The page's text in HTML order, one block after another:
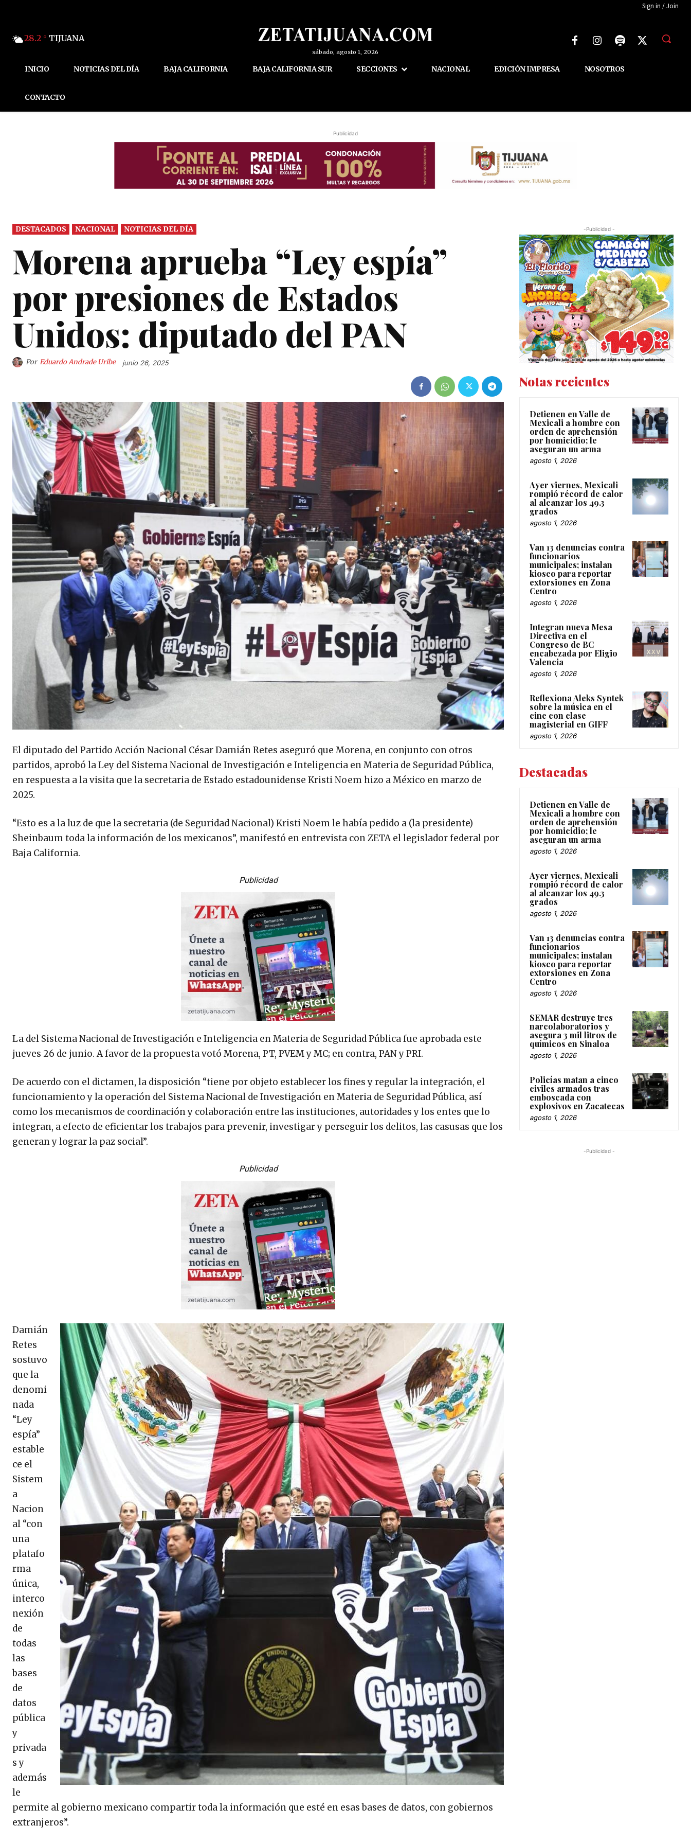
Sign in / Join
28.2 C TIJUANA
sábado, agosto 1, 2026
INICIO NOTICIAS DEL DÍA BAJA CALIFORNIA BAJA CALIFORNIA SUR SECCIONES NACIONAL EDICIÓN IMPRESA NOSOTROS
CONTACTO
Publicidad
DESTACADOS NACIONAL NOTICIAS DEL DÍA
Morena aprueba “Ley espía”
por presiones de Estados
Unidos: diputado del PAN
Por Eduardo Andrade Uribe junio 26, 2025
El diputado del Partido Acción Nacional César Damián Retes aseguró que Morena, en conjunto con otros
partidos, aprobó la Ley del Sistema Nacional de Investigación e Inteligencia en Materia de Seguridad Pública,
en respuesta a la visita que la secretaria de Estado estadounidense Kristi Noem hizo a México en marzo de
2025.
“Esto es a la luz de que la secretaria (de Seguridad Nacional) Kristi Noem le había pedido a (la presidente)
Sheinbaum toda la información de los mexicanos”, manifestó en entrevista con ZETA el legislador federal por
Baja California.
Publicidad
La del Sistema Nacional de Investigación e Inteligencia en Materia de Seguridad Pública fue aprobada este
jueves 26 de junio. A favor de la propuesta votó Morena, PT, PVEM y MC; en contra, PAN y PRI.
De acuerdo con el dictamen, la disposición “tiene por objeto establecer los fines y regular la integración, el
funcionamiento y la operación del Sistema Nacional de Investigación en Materia de Seguridad Pública, así
como los mecanismos de coordinación y colaboración entre las instituciones, autoridades y los entes que lo
integran, a efecto de eficientar los trabajos para prevenir, investigar y perseguir los delitos, las casusas que los
generan y lograr la paz social”.
Publicidad
Damián
Retes
sostuvo
que la
denomi
nada
“Ley
espía”
estable
ce el
Sistem
a
Nacion
al “con
una
platafo
rma
única,
interco
nexión
de
todas
las
bases
de
datos
pública
y
privada
s y
además
le
permite al gobierno mexicano compartir toda la información que esté en esas bases de datos, con gobiernos
extranjeros”.
-Publicidad -
Notas recientes
Detienen en Valle de
Mexicali a hombre con
orden de aprehensión
por homicidio; le
aseguran un arma
agosto 1, 2026
Ayer viernes, Mexicali
rompió récord de calor
al alcanzar los 49.3
grados
agosto 1, 2026
Van 13 denuncias contra
funcionarios
municipales; instalan
kiosco para reportar
extorsiones en Zona
Centro
agosto 1, 2026
Integran nueva Mesa
Directiva en el
Congreso de BC
encabezada por Eligio
Valencia
agosto 1, 2026
Reflexiona Aleks Syntek
sobre la música en el
cine con clase
magisterial en GIFF
agosto 1, 2026
Destacadas
Detienen en Valle de
Mexicali a hombre con
orden de aprehensión
por homicidio; le
aseguran un arma
agosto 1, 2026
Ayer viernes, Mexicali
rompió récord de calor
al alcanzar los 49.3
grados
agosto 1, 2026
Van 13 denuncias contra
funcionarios
municipales; instalan
kiosco para reportar
extorsiones en Zona
Centro
agosto 1, 2026
SEMAR destruye tres
narcolaboratorios y
asegura 3 mil litros de
químicos en Sinaloa
agosto 1, 2026
Policías matan a cinco
civiles armados tras
emboscada con
explosivos en Zacatecas
agosto 1, 2026
-Publicidad -